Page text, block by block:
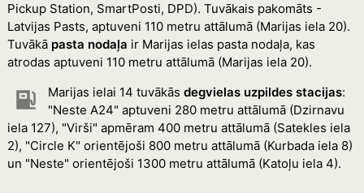
Pickup Station, SmartPosti, DPD). Tuvākais pakomāts -
Latvijas Pasts, aptuveni 110 metru attālumā (Marijas iela 20).
Tuvākā pasta nodaļa ir Marijas ielas pasta nodaļa, kas
atrodas aptuveni 110 metru attālumā (Marijas iela 20).
Marijas ielai 14 tuvākās degvielas uzpildes stacijas:
"Neste A24" aptuveni 280 metru attālumā (Dzirnavu
iela 127), "Virši" apmēram 400 metru attālumā (Satekles iela
2), "Circle K" orientējoši 800 metru attālumā (Kurbada iela 8)
un "Neste" orientējoši 1300 metru attālumā (Katoļu iela 4).